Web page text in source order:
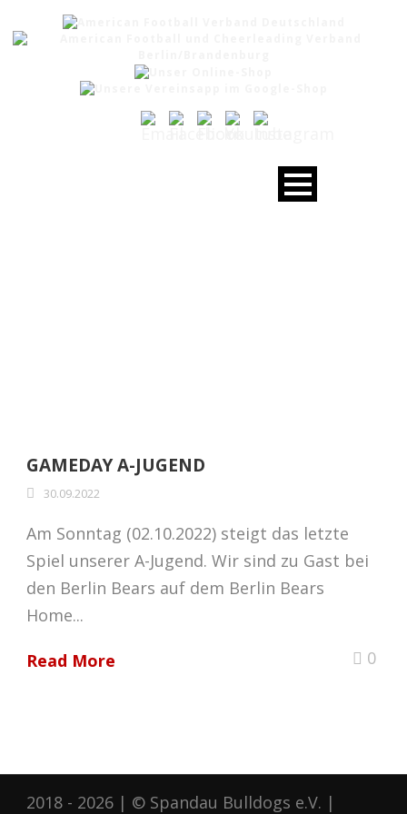
GAMEDAY A-JUGEND
30.09.2022
Am Sonntag (02.10.2022) steigt das letzte
Spiel unserer A-Jugend. Wir sind zu Gast bei
den Berlin Bears auf dem Berlin Bears
Home...
Read More 0
2018 - 2026 | © Spandau Bulldogs e.V. |